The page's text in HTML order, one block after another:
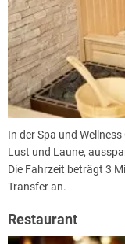
In der Spa und
Lust und Laune,
Die Fahrzeit beträgt 3
Transfer an.
Restaurant